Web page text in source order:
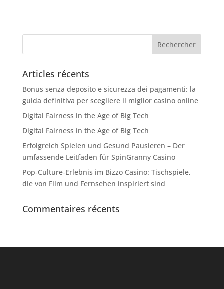
Articles récents
Bonus senza deposito e sicurezza dei pagamenti: la
guida definitiva per scegliere il miglior casino online
Digital Fairness in the Age of Big Tech
Digital Fairness in the Age of Big Tech
Erfolgreich Spielen und Gesund Pausieren – Der
umfassende Leitfaden für SpinGranny Casino
Pop‑Culture‑Erlebnis im Bizzo Casino: Tischspiele,
die von Film und Fernsehen inspiriert sind
Commentaires récents